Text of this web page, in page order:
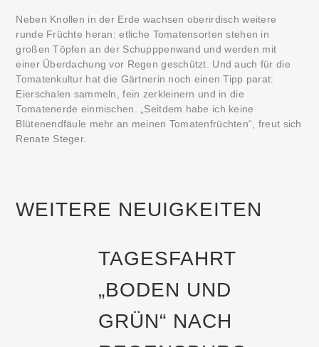
Neben Knollen in der Erde wachsen oberirdisch weitere
runde Früchte heran: etliche Tomatensorten stehen in
großen Töpfen an der Schupppenwand und werden mit
einer Überdachung vor Regen geschützt. Und auch für die
Tomatenkultur hat die Gärtnerin noch einen Tipp parat:
Eierschalen sammeln, fein zerkleinern und in die
Tomatenerde einmischen. „Seitdem habe ich keine
Blütenendfäule mehr an meinen Tomatenfrüchten“, freut sich
Renate Steger.
WEITERE NEUIGKEITEN
TAGESFAHRT
„BODEN UND
GRÜN“ NACH